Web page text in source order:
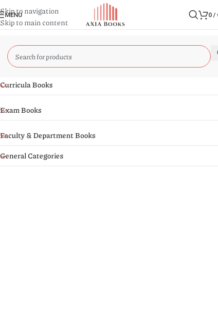
Skip to navigation
Skip to main content
MENU 0 /
Curricula Books
Exam Books
Faculty & Department Books
General Categories